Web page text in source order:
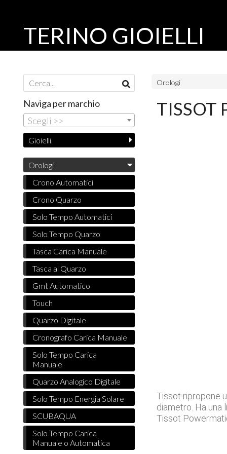
TERINO GIOIELLI
Orologi
TISSOT
Tissot ripropone
diametro. Ha una
Tissot
Naviga per marchio
Scegli >>
Gioielli
Orologi
Crono Automatici
Crono Quarzo
Solo Tempo Automatici
Solo Tempo Quarzo
Tasca Carica Manuale
Tasca al Quarzo
Gmt Automatico
Touch
Quarzo Digitale
Cronografo Carica Manuale
Solo Tempo Carica
Manuale
Quarzo Analogico Digitale
Solo Tempo Energia Solare
SCUBAQUA
Solo Tempo Carica
Manuale o Automatica